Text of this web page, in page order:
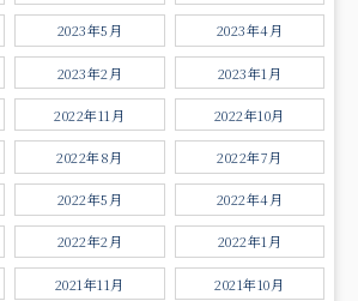
2023年5月 2023年4月
2023年2月 2023年1月
2022年11月 2022年10月
2022年8月 2022年7月
2022年5月 2022年4月
2022年2月 2022年1月
2021年11月 2021年10月